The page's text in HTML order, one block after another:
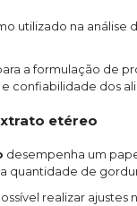
utilizado na análise
a formulação de
confiabilidade dos
etéreo
desempenha um
quantidade de
realizar